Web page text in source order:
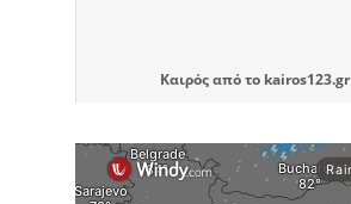
Καιρόςαπό το kairos123.gr